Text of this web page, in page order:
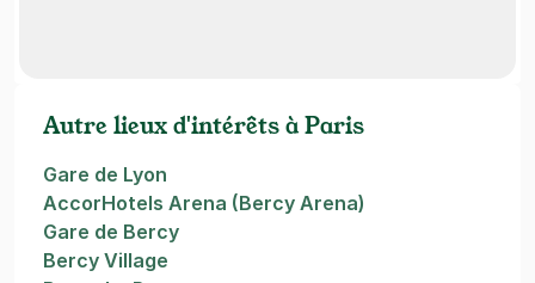
Autre lieux d'intérêts à Paris
Gare de Lyon
AccorHotels Arena (Bercy Arena)
Gare de Bercy
Bercy Village